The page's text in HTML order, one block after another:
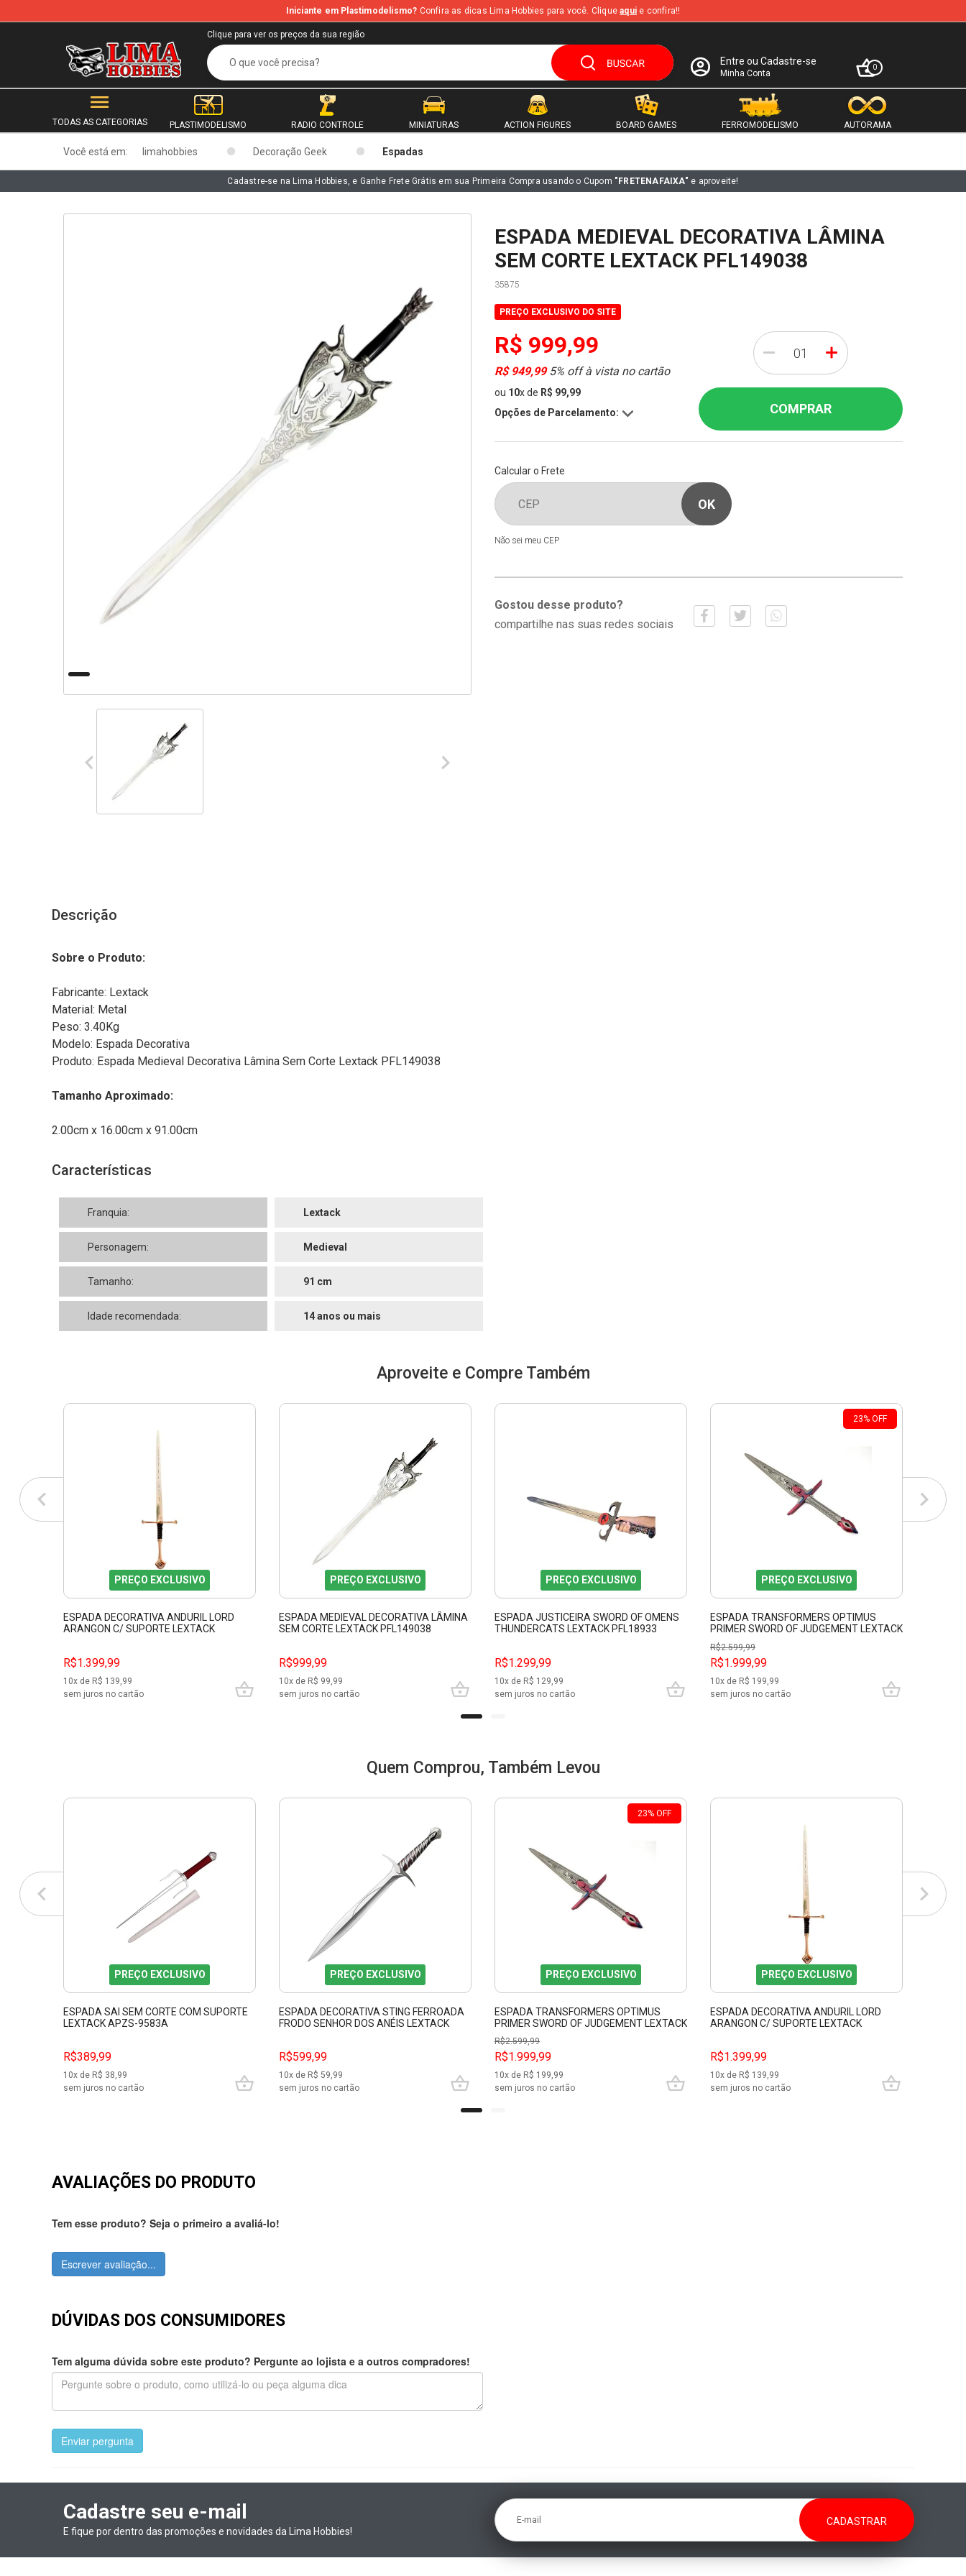
b
Iniciante em Plastimodelismo? Confira as dicas Lima Hobbies para você. Cliqueaqui e confira!!
Clique para ver os preços da sua região
Entre ou Cadastre-se
Minha Conta
0
TODAS AS CATEGORIAS PLASTIMODELISMO RADIO CONTROLE MINIATURAS ACTION FIGURES BOARD GAMES FERROMODELISMO AUTORAMA
Você está em: limahobbies Decoração Geek Espadas
Cadastre-se na Lima Hobbies, e Ganhe Frete Grátis em sua Primeira Compra usando o Cupom "FRETENAFAIXA" e aproveite!
ESPADA MEDIEVAL DECORATIVA LÂMINA
SEM CORTE LEXTACK PFL149038
35875
PREÇO EXCLUSIVO DO SITE
R$ 999,99
R$ 949,995% off à vista no cartão
ou 10xde R$ 99,99
Opções de Parcelamento:
- +
COMPRAR
Calcular o Frete
Não sei meu CEP
Gostou desse produto?
compartilhe nas suas redes sociais
Descrição
Sobre o Produto:
Fabricante: Lextack
Material: Metal
Peso: 3.40Kg
Modelo: Espada Decorativa
Produto: Espada Medieval Decorativa Lâmina Sem Corte Lextack PFL149038
Tamanho Aproximado:
2.00cm x 16.00cm x 91.00cm
Características
Franquia: Lextack
Personagem: Medieval
Tamanho: 91 cm
Idade recomendada: 14 anos ou mais
Aproveite e Compre Também
PREÇO EXCLUSIVO
ESPADA DECORATIVA ANDURIL LORD
ARANGON C/ SUPORTE LEXTACK
R$1.399,99
10x de R$ 139,99
sem juros no cartão
PREÇO EXCLUSIVO
ESPADA MEDIEVAL DECORATIVA LÂMINA
SEM CORTE LEXTACK PFL149038
R$999,99
10x de R$ 99,99
sem juros no cartão
PREÇO EXCLUSIVO
ESPADA JUSTICEIRA SWORD OF OMENS
THUNDERCATS LEXTACK PFL18933
R$1.299,99
10x de R$ 129,99
sem juros no cartão
23% OFF
PREÇO EXCLUSIVO
ESPADA TRANSFORMERS OPTIMUS
PRIMER SWORD OF JUDGEMENT LEXTACK
PFL17942
R$2.599,99
R$1.999,99
10x de R$ 199,99
sem juros no cartão
Quem Comprou, Também Levou
PREÇO EXCLUSIVO
ESPADA SAI SEM CORTE COM SUPORTE
LEXTACK APZS-9583A
R$389,99
10x de R$ 38,99
sem juros no cartão
PREÇO EXCLUSIVO
ESPADA DECORATIVA STING FERROADA
FRODO SENHOR DOS ANÉIS LEXTACK
R$599,99
10x de R$ 59,99
sem juros no cartão
23% OFF
PREÇO EXCLUSIVO
ESPADA TRANSFORMERS OPTIMUS
PRIMER SWORD OF JUDGEMENT LEXTACK
PFL17942
R$2.599,99
R$1.999,99
10x de R$ 199,99
sem juros no cartão
PREÇO EXCLUSIVO
ESPADA DECORATIVA ANDURIL LORD
ARANGON C/ SUPORTE LEXTACK
R$1.399,99
10x de R$ 139,99
sem juros no cartão
AVALIAÇÕES DO PRODUTO
Tem esse produto? Seja o primeiro a avaliá-lo!
Escrever avaliação...
DÚVIDAS DOS CONSUMIDORES
Tem alguma dúvida sobre este produto? Pergunte ao lojista e a outros compradores!
Enviar pergunta
Cadastre seu e-mail
E fique por dentro das promoções e novidades da Lima Hobbies!
E-mail